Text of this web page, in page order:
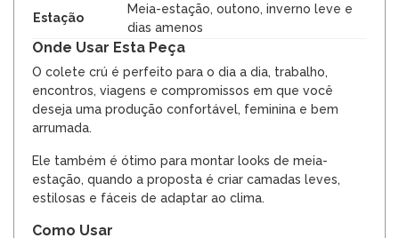
Estação
Meia-estação, outono, inverno leve e
dias amenos
Onde Usar Esta Peça
O colete crú é perfeito para o dia a dia, trabalho,
encontros, viagens e compromissos em que você
deseja uma produção confortável, feminina e bem
arrumada.
Ele também é ótimo para montar looks de meia-
estação, quando a proposta é criar camadas leves,
estilosas e fáceis de adaptar ao clima.
Como Usar